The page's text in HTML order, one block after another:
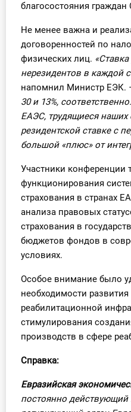
благосостояния
Не менее важна и
договоренностей по
физических лиц.
нерезидентов в каждой
напомнил Министр ЕЭК.
30 и 13%,
ЕАЭС, трудящиеся наших
резидентской ставке с
большой «плюс» от
Участники конференции
функционирования
страхования в странах
анализа правовых
страхования в
бюджетов фондов в
условиях.
Особое внимание было
необходимости
реабилитационной
стимулирования
производств в сфере
Справка:
Евразийская
постоянно